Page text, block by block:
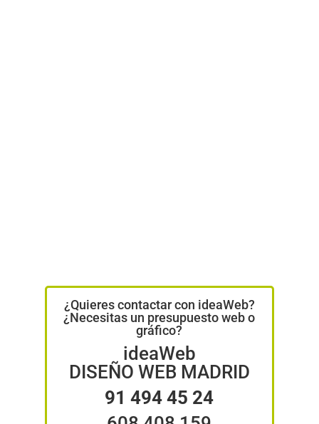
¿Quieres contactar con ideaWeb?
¿Necesitas un presupuesto web o
gráfico?
ideaWeb
DISEÑO WEB MADRID
91 494 45 24